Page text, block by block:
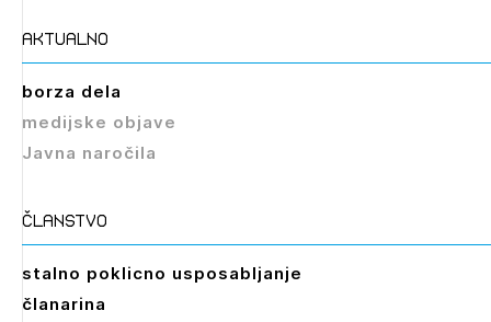
Izbrana vsebina je namenjena le ZAPS
registriranim uporabnikom. Da lahko do nje
dostopate, se je potrebno prijaviti.
aktualno
borza dela
medijske objave
Javna naročila
članstvo
stalno poklicno usposabljanje
članarina